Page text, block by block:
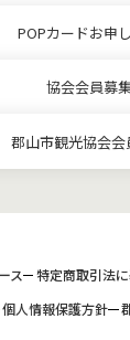
POPカードお申
協会会員募
郡山市観光協会会
ス 特定商取引法
個人情報保護方針